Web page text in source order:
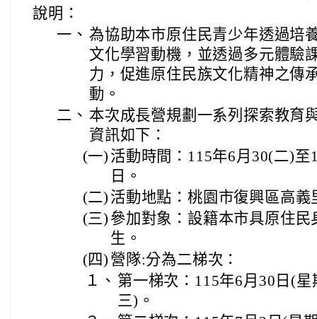
說明：
一、 為協助本市原住民青少年透過培
文化學習動機，並透過多元體驗
力，促進原住民族文化精神之傳
動。
二、 本次成長營規劃一系列探索教育
資訊如下：
(一) 活動時間：115年6月30(二)
日。
(二) 活動地點：桃園市復興區高義
(三) 參加對象：設籍本市具原住
生。
(四) 營隊:分為二梯次：
１、 第一梯次：115年6月30日(
三)。